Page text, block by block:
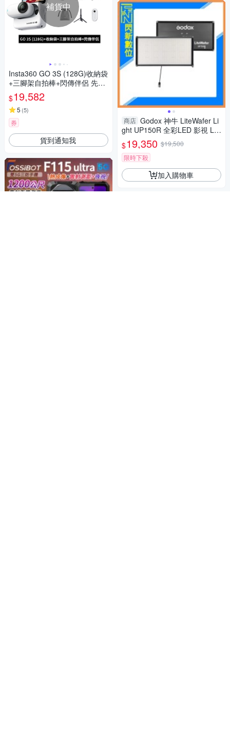
補貨中
Insta360 GO 3S (128G)收納袋
+三腳架自拍棒+閃傳伴侶 先創
代理公司貨
$19,582
5 (5)
券
貨到通知我
商店 Godox 神牛 LiteWafer Li
ght UP150R 全彩LED 影視 LE
D 面板燈 攝影燈 補光燈(公司
貨)
$19,350 $19,500
限時下殺
加入購物車